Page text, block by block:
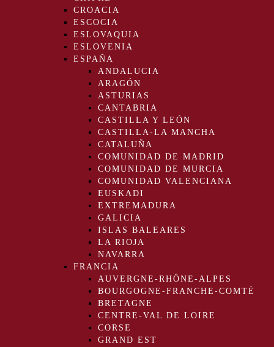
CROACIA
ESCOCIA
ESLOVAQUIA
ESLOVENIA
ESPAÑA
ANDALUCIA
ARAGÓN
ASTURIAS
CANTABRIA
CASTILLA Y LEÓN
CASTILLA-LA MANCHA
CATALUÑA
COMUNIDAD DE MADRID
COMUNIDAD DE MURCIA
COMUNIDAD VALENCIANA
EUSKADI
EXTREMADURA
GALICIA
ISLAS BALEARES
LA RIOJA
NAVARRA
FRANCIA
AUVERGNE-RHÔNE-ALPES
BOURGOGNE-FRANCHE-COMTÉ
BRETAGNE
CENTRE-VAL DE LOIRE
CORSE
GRAND EST